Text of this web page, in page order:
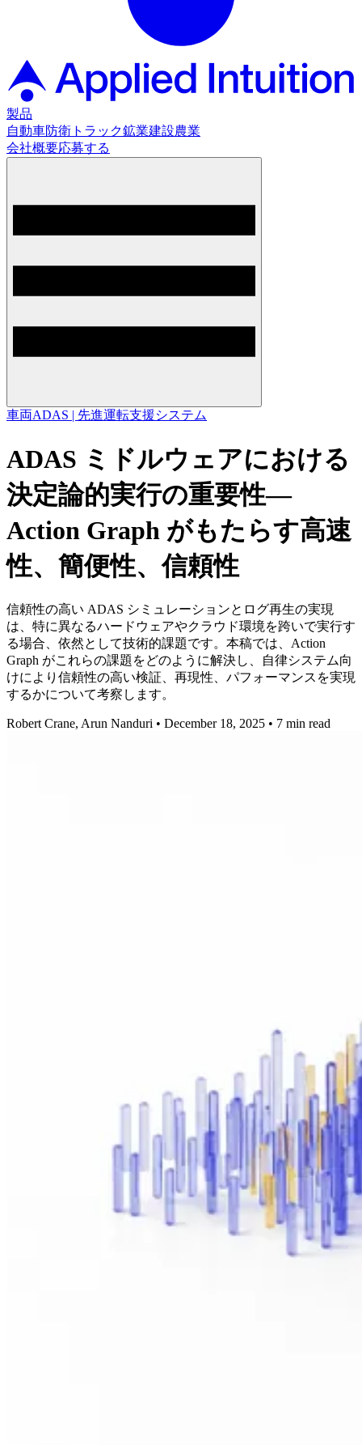
製品
自動車防衛 トラック鉱業建設農業
会社概要応募する
車両ADAS | 先進運転支援システム
ADAS ミドルウェアにおける
決定論的実行の重要性―
Action Graph がもたらす高速
性、簡便性、信頼性
信頼性の高い ADAS シミュレーションとログ再生の実現
は、特に異なるハードウェアやクラウド環境を跨いで実行す
る場合、依然として技術的課題です。本稿では、Action
Graph がこれらの課題をどのように解決し、自律システム向
けにより信頼性の高い検証、再現性、パフォーマンスを実現
するかについて考察します。
Robert Crane, Arun Nanduri • December 18, 2025 • 7 min read